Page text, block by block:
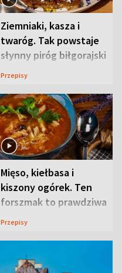
Ziemniaki, kasza i
twaróg. Tak powstaje
słynny piróg biłgorajski
Przepisy
Mięso, kiełbasa i
kiszony ogórek. Ten
forszmak to prawdziwa
uczta
Przepisy